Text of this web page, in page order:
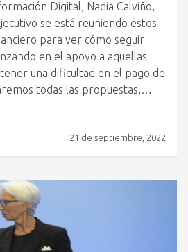
Digital, Nadia Calviño,
se está reuniendo estos
para ver cómo seguir
en el apoyo a aquellas
una dificultad en el pago de
todas las propuestas,…
21 de septiembre, 2022